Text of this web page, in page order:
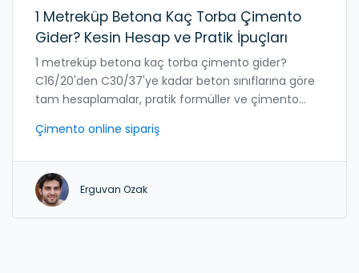
1 Metreküp Betona Kaç Torba Çimento
Gider? Kesin Hesap ve Pratik İpuçları
1 metreküp betona kaç torba çimento gider?
C16/20'den C30/37'ye kadar beton sınıflarına göre
tam hesaplamalar, pratik formüller ve çimento
Çimento online sipariş
Erguvan Ozak